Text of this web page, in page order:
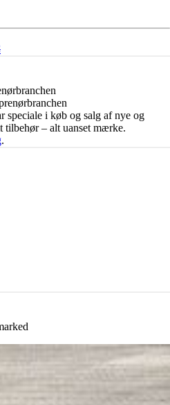
speciale i køb og salg af nye og
tilbehør – alt uanset mærke.
.